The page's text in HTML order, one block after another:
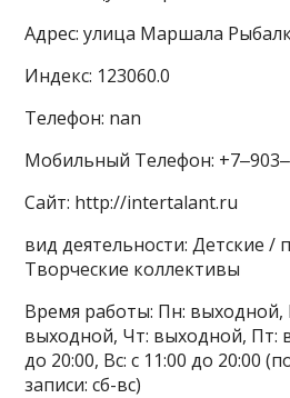
Адрес: улица Маршала
Индекс: 123060.0
Телефон: nan
Мобильный Телефон:
Сайт: http://intertalant.ru
вид деятельности: Детские /
Творческие коллективы
Время работы: Пн: выходной,
выходной, Чт: выходной, Пт:
до 20:00, Вс: с 11:00 до 20:00
записи: сб-вс)